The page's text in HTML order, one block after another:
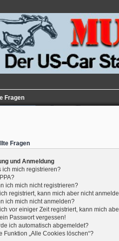
Fragen
Fragen
und Anmeldung
ich mich registrieren?
ich mich nicht registrieren?
registriert, kann mich aber nicht
ich mich nicht anmelden?
vor einiger Zeit registriert, kann mich
Passwort vergessen!
ich automatisch abgemeldet?
Funktion „Alle Cookies löschen“?